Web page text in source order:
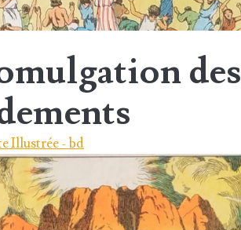
des
Illustrée - bd